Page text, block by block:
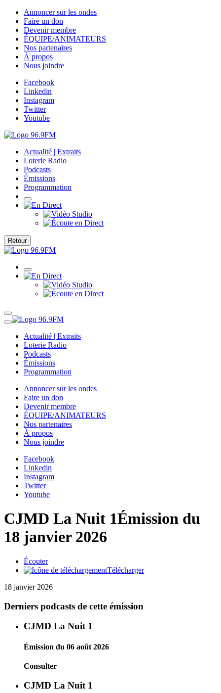
Annoncer sur les ondes
Faire un don
Devenir membre
ÉQUIPE/ANIMATEURS
Nos partenaires
À propos
Nous joindre
Facebook
Linkedin
Instagram
Twitter
Youtube
Actualité | Extraits
Loterie Radio
Podcasts
Émissions
Programmation
Retour
Actualité | Extraits
Loterie Radio
Podcasts
Émissions
Programmation
Annoncer sur les ondes
Faire un don
Devenir membre
ÉQUIPE/ANIMATEURS
Nos partenaires
À propos
Nous joindre
Facebook
Linkedin
Instagram
Twitter
Youtube
CJMD La Nuit 1Émission du
18 janvier 2026
Écouter
Télécharger
18 janvier 2026
Derniers podcasts de cette émission
CJMD La Nuit 1
Émission du 06 août 2026
Consulter
CJMD La Nuit 1